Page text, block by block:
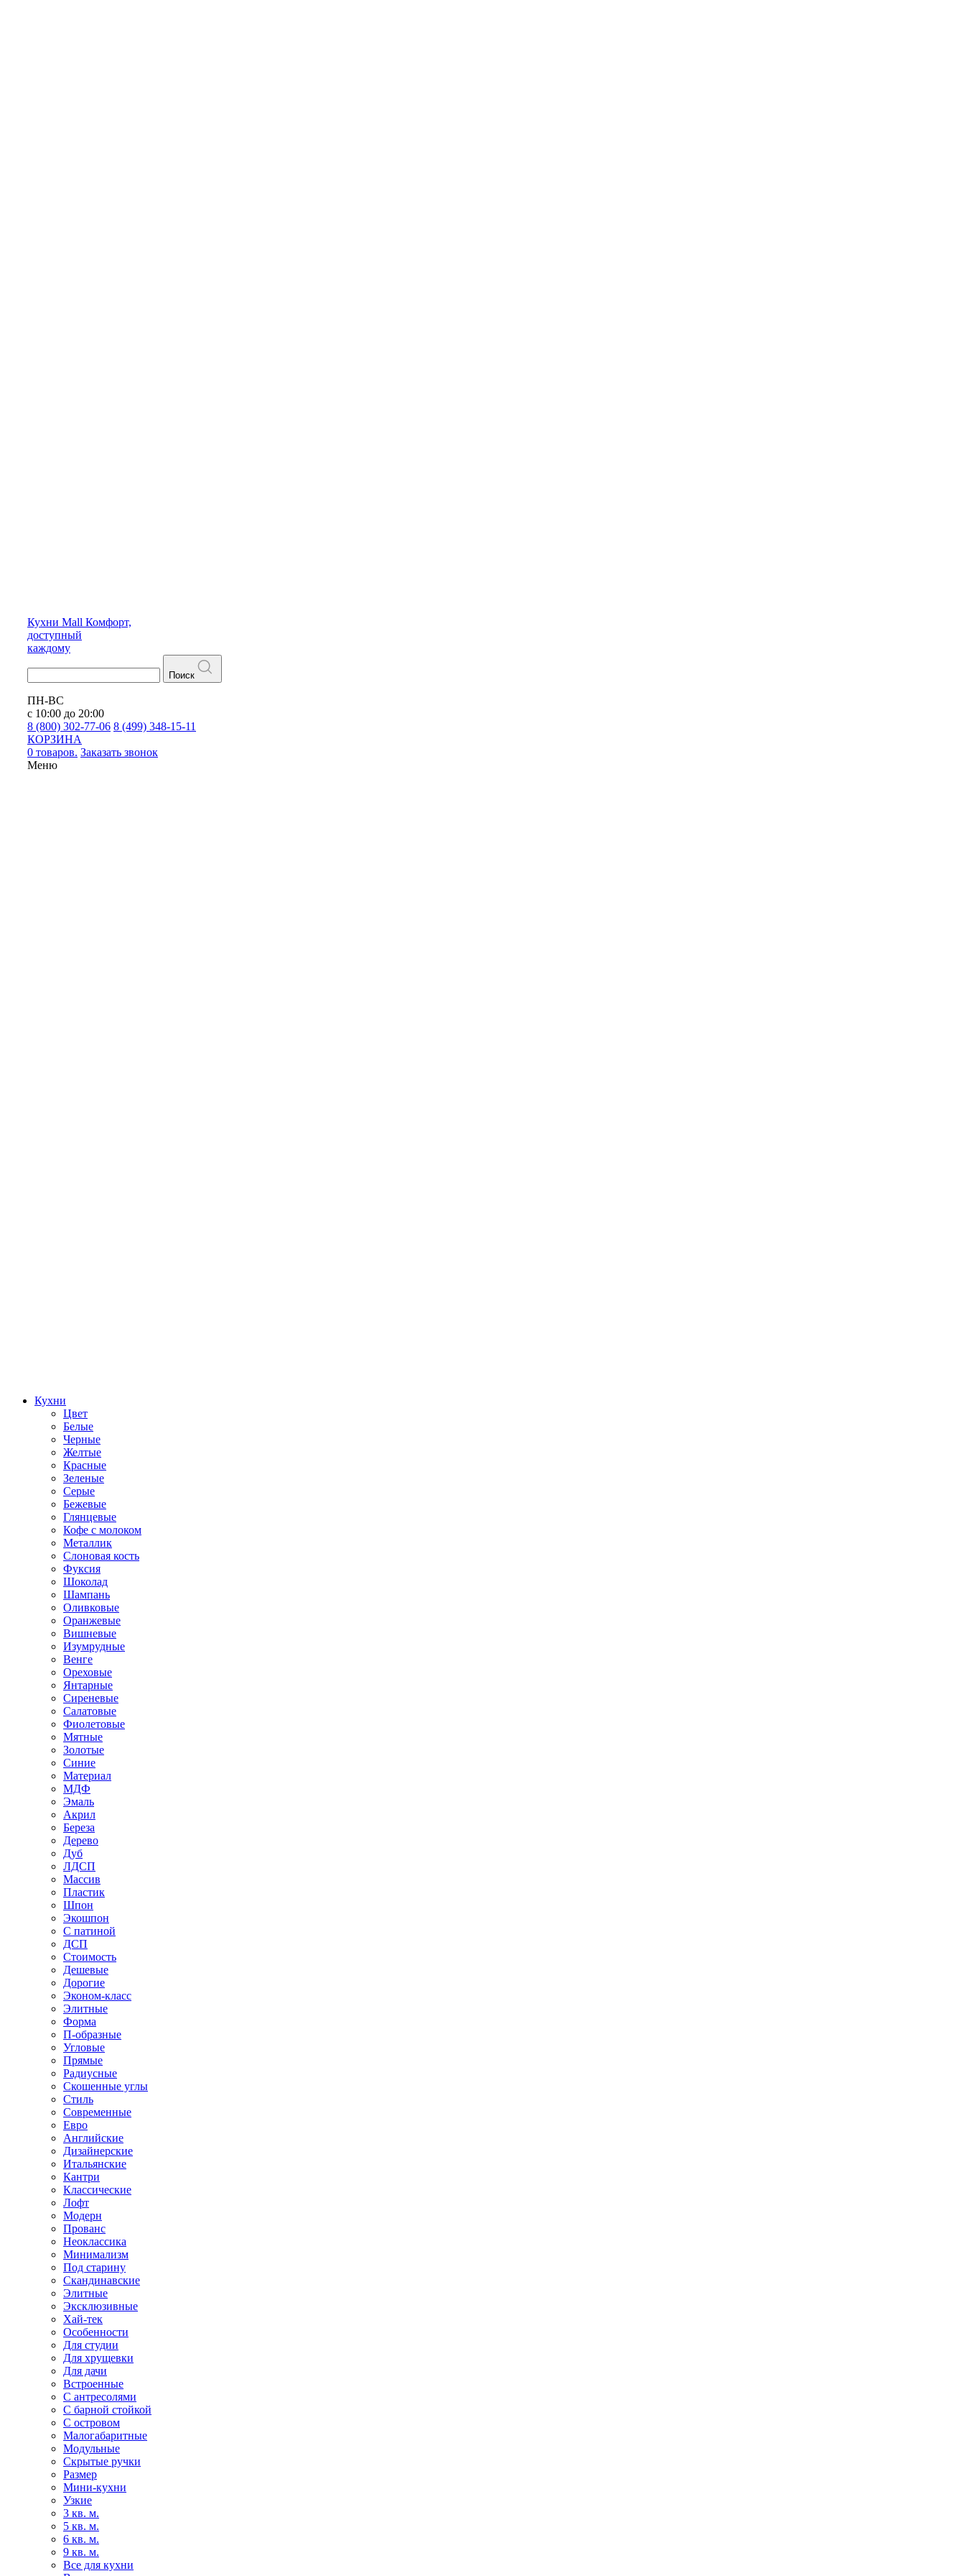
Кухни Mall Комфорт,
доступный
каждому
Поиск
ПН-ВС
с 10:00 до 20:00
8 (800) 302-77-06 8 (499) 348-15-11
КОРЗИНА
0 товаров. Заказать звонок
Меню
Кухни
Цвет
Белые
Черные
Желтые
Красные
Зеленые
Серые
Бежевые
Глянцевые
Кофе с молоком
Металлик
Слоновая кость
Фуксия
Шоколад
Шампань
Оливковые
Оранжевые
Вишневые
Изумрудные
Венге
Ореховые
Янтарные
Сиреневые
Салатовые
Фиолетовые
Мятные
Золотые
Синие
Материал
МДФ
Эмаль
Акрил
Береза
Дерево
Дуб
ЛДСП
Массив
Пластик
Шпон
Экошпон
С патиной
ДСП
Стоимость
Дешевые
Дорогие
Эконом-класс
Элитные
Форма
П-образные
Угловые
Прямые
Радиусные
Скошенные углы
Стиль
Современные
Евро
Английские
Дизайнерские
Итальянские
Кантри
Классические
Лофт
Модерн
Прованс
Неоклассика
Минимализм
Под старину
Скандинавские
Элитные
Эксклюзивные
Хай-тек
Особенности
Для студии
Для хрущевки
Для дачи
Встроенные
С антресолями
С барной стойкой
С островом
Малогабаритные
Модульные
Скрытые ручки
Размер
Мини-кухни
Узкие
3 кв. м.
5 кв. м.
6 кв. м.
9 кв. м.
Все для кухни